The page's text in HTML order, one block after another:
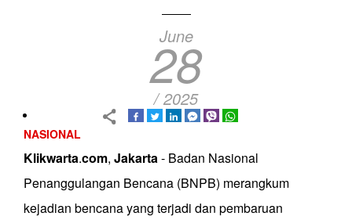
June
28
/ 2025
NASIONAL
Klikwarta.com, Jakarta- Badan Nasional
Penanggulangan Bencana (BNPB) merangkum
kejadian bencana yang terjadi dan pembaruan